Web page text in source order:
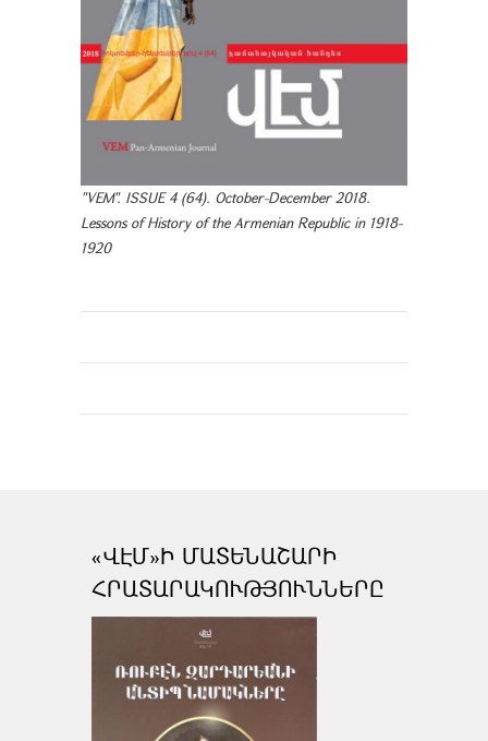
"VEM". ISSUE 4 (64). October-December 2018.
Lessons of History of the Armenian Republic in 1918-
1920
«ՎԷՄ»Ի ՄԱՏԵՆԱՇԱՐԻ
ՀՐԱՏԱՐԱԿՈՒԹՅՈՒՆՆԵՐԸ